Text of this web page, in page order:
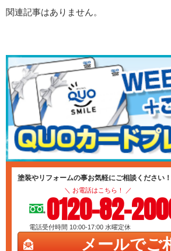
関連記事はありません。
塗装やリフォームの事お気軽にご相談ください！
＼ お電話はこちら！ ／
0120-82-
電話受付時間 10:00-17:00 水曜定休
メールでご